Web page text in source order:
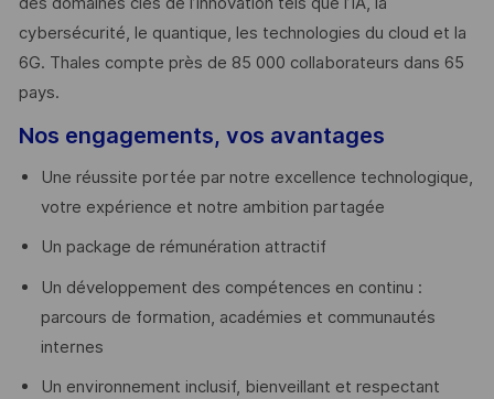
cybersécurité, le quantique, les technologies du cloud et la
6G. Thales compte près de 85 000 collaborateurs dans 65
pays. ​
Nos engagements, vos avantages
Une réussite portée par notre excellence technologique,
votre expérience et notre ambition partagée
Un package de rémunération attractif
Un développement des compétences en continu :
parcours de formation, académies et communautés
internes
Un environnement inclusif, bienveillant et respectant